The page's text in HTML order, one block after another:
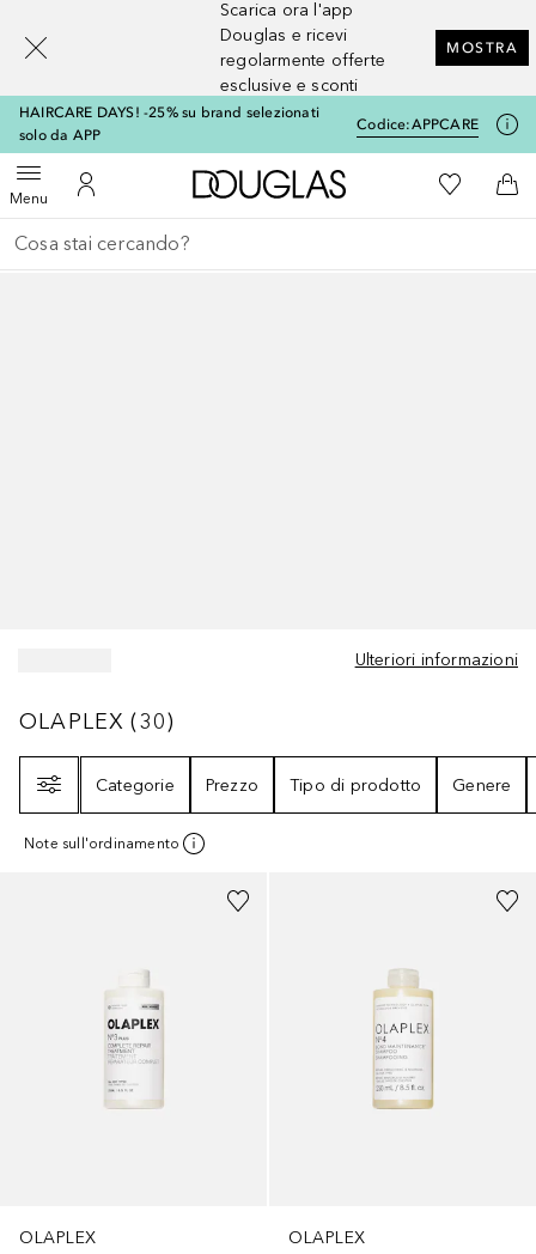
Scarica ora l'app
Douglas e ricevi
regolarmente offerte
esclusive e sconti
MOSTRA
HAIRCARE DAYS! -25% su brand selezionati
solo da APP
Codice:APPCARE
MenuApri menuAl Mio Account
A Douglas HomeAlla Mia
Al
Torna indietro
Esegui ricerca
Ulteriori informazioni
OLAPLEX30
OLAPLEX (30)
Categorie
Prezzo Tipo di prodotto Genere
Note sull'ordinamento
OLAPLEX
OLAPLEX
[navigation.slideout.screenreader]